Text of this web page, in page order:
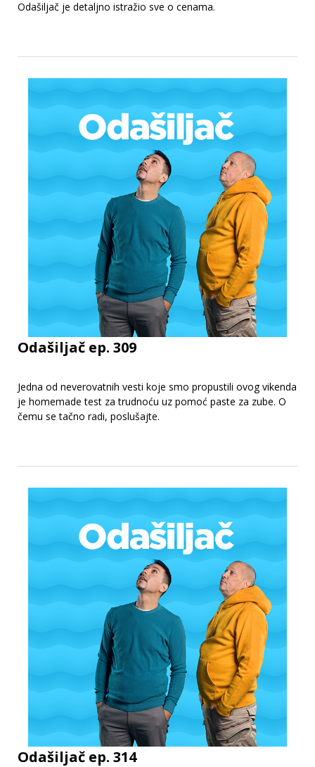
Odašiljač je detaljno istražio sve o cenama.
Odašiljač ep. 309
Jedna od neverovatnih vesti koje smo propustili ovog vikenda
je homemade test za trudnoću uz pomoć paste za zube. O
čemu se tačno radi, poslušajte.
Odašiljač ep. 314